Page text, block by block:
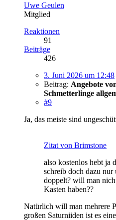
Uwe Geulen
Mitglied
Reaktionen
91
Beiträge
426
3. Juni 2026 um 12:48
Beitrag: Angebote
Schmetterlinge
#9
Ja, das meiste sind
Zitat von Brimstone
also kostenlos hebt ja
schreib doch dazu nur
doppelt? will man
Kasten haben??
Natürlich will man mehrere
großen Saturniiden ist es